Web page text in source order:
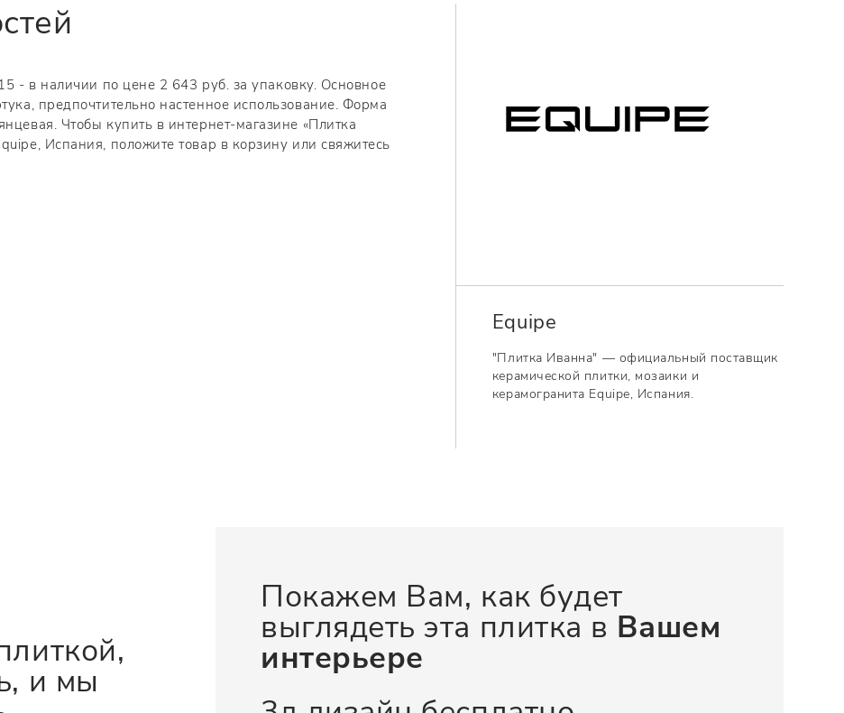
- в наличии по цене 2 643 руб. за упаковку. Основное
предпочтительно настенное использование. Форма
Чтобы купить в интернет-магазине «Плитка
Испания, положите товар в корзину или свяжитесь
Equipe
"Плитка Иванна" — официальный поставщик
керамической плитки, мозаики и
керамогранита Equipe, Испания.
и мы
Покажем Вам, как будет
выглядеть эта плитка в Вашем
интерьере